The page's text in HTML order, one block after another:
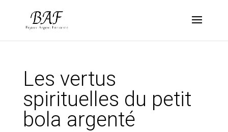
Les vertus
spirituelles du petit
bola argenté